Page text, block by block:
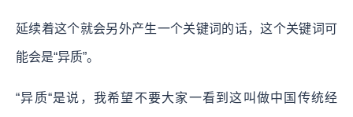
延续着这个就会另外产生一个关键词的话，这个关键词可
能会是“异质”。
“异质“是说，我希望不要大家一看到这叫做中国传统经